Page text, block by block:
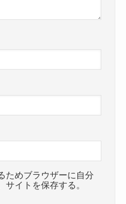
ためブラウザーに自分
サイトを保存する。